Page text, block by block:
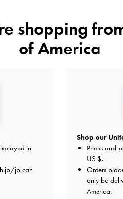
2
1
shopping
of America
in
jpcan
Shop our
Prices and
US $.
Orders
only be
America.